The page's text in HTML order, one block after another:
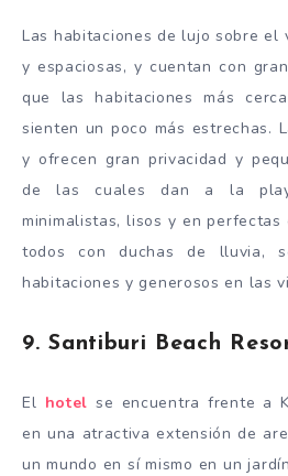
Las habitaciones de lujo sobre el
y espaciosas, y cuentan con
que las habitaciones más
sienten un poco más estrechas.
y ofrecen gran privacidad y
de las cuales dan a la
minimalistas, lisos y en perfectas
todos con duchas de lluvia,
habitaciones y generosos en las
9. Santiburi Beach
El hotel se encuentra frente a
en una atractiva extensión de
un mundo en sí mismo en un